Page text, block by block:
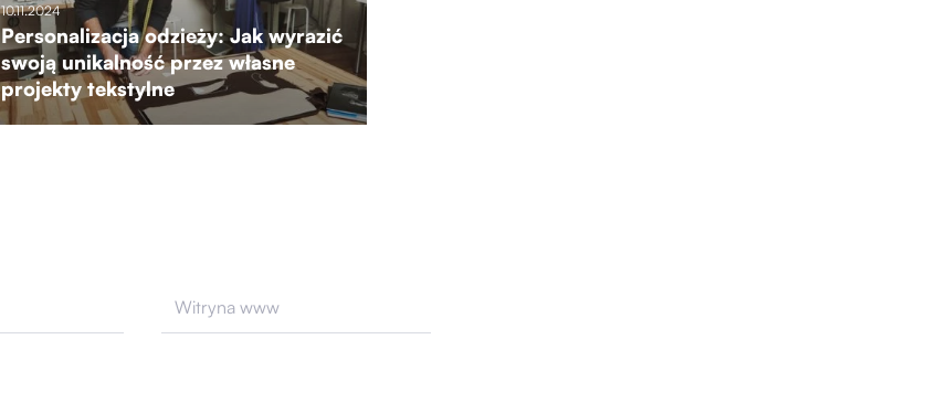
10.11.2024
Personalizacja odzieży: Jak wyrazić
swoją unikalność przez własne
projekty tekstylne